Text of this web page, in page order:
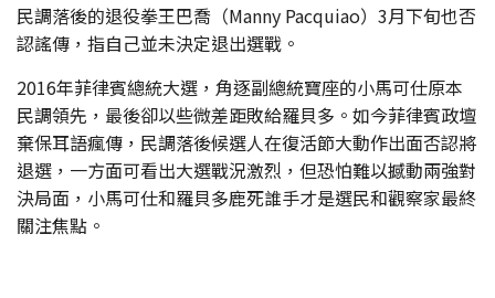
民調落後的退役拳王巴喬（Manny Pacquiao）3月下旬也否
認謠傳，指自己並未決定退出選戰。
2016年菲律賓總統大選，角逐副總統寶座的小馬可仕原本
民調領先，最後卻以些微差距敗給羅貝多。如今菲律賓政壇
棄保耳語瘋傳，民調落後候選人在復活節大動作出面否認將
退選，一方面可看出大選戰況激烈，但恐怕難以撼動兩強對
決局面，小馬可仕和羅貝多鹿死誰手才是選民和觀察家最終
關注焦點。